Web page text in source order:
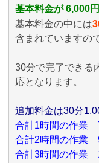
基本料金が 6,000円
基本料金の中には
含まれていますの
30分で完了できる
応となります。
追加料金は30分
合計1時間の作業
合計2時間の作業
合計3時間の作業